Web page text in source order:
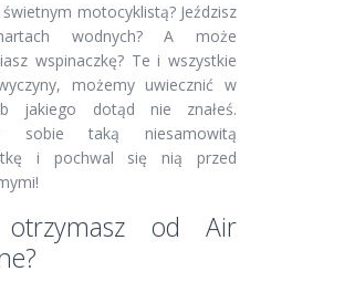
świetnym motocyklistą? Jeździsz
wodnych? A może
wspinaczkę? Te i wszystkie
możemy uwiecznić w
jakiego dotąd nie znałeś.
sobie taką niesamowitą
i pochwal się nią przed
od Air